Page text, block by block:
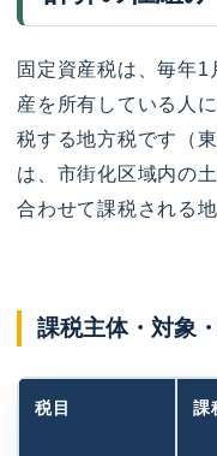
固定資産税は、毎年
産を所有している人
税する地方税です（
は、市街化区域内の
合わせて課税される地
課税主体・対象
税目 課